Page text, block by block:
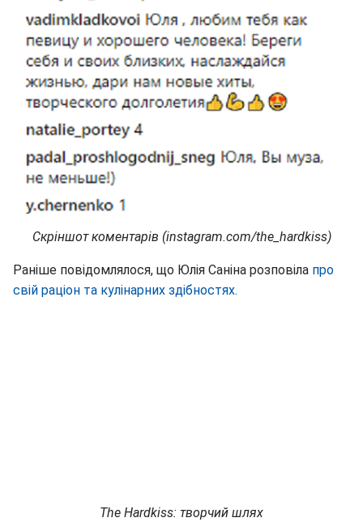
Скріншот коментарів (instagram.com/the_hardkiss)
Раніше повідомлялося, що Юлія Саніна розповіла про
свій раціон та кулінарних здібностях.
The Hardkiss: творчий шлях